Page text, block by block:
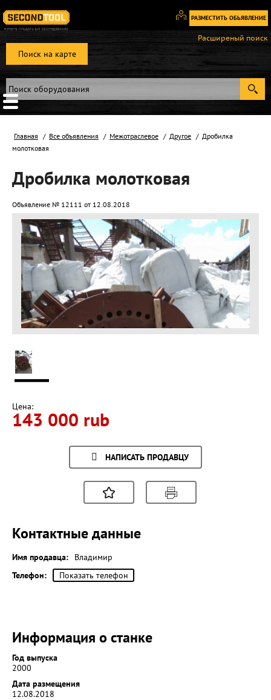
РАЗМЕСТИТЬ ОБЬЯВЛЕНИЕ
Вход
Регистрация
Поиск на карте
Расширеный поиск
Главная Все объявления Межотраслевое Другое
Дробилка
молотковая
Дробилка молотковая
Объявление № 12111 от 12.08.2018
Цена:
143 000 rub
НАПИСАТЬ ПРОДАВЦУ
Контактные данные
Имя продавца:
Владимир
Телефон:
Показать телефон
Информация о станке
Год выпуска
2000
Дата размещения
12.08.2018